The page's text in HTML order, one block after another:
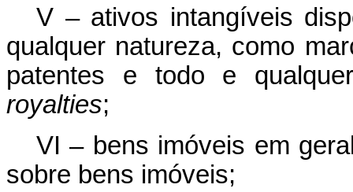
V – ativos intangíveis
qualquer natureza, como
patentes e todo e
royalties;
VI – bens imóveis em
sobre bens imóveis;